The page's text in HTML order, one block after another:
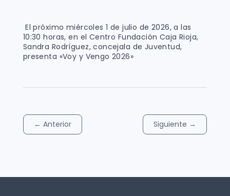
El próximo miércoles 1 de julio de 2026, a las
10:30 horas, en el Centro Fundación Caja Rioja,
Sandra Rodríguez, concejala de Juventud,
presenta «Voy y Vengo 2026»
← Anterior Siguiente →